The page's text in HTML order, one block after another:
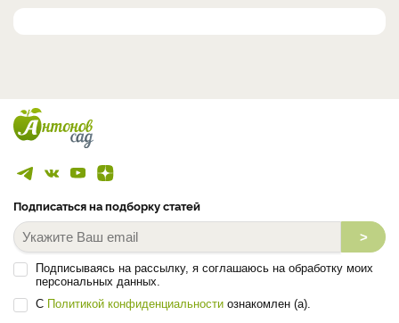
Подписаться на подборку статей
>
Подписываясь на рассылку, я соглашаюсь на обработку моих
персональных данных.
С Политикой конфиденциальности ознакомлен (а).